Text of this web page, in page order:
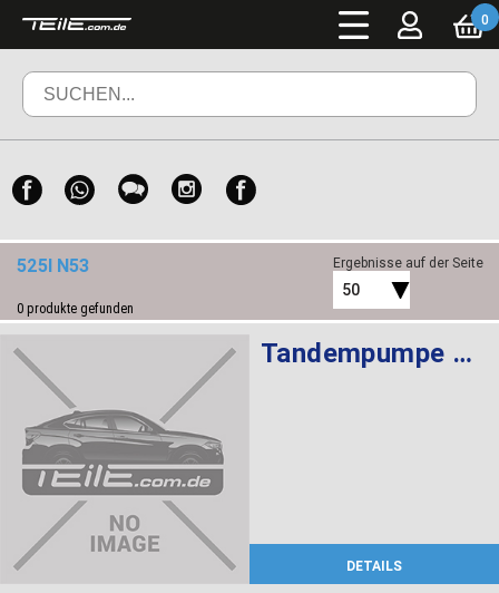
0
525I N53
0 produkte gefunden
Ergebnisse auf der Seite
50
Tandempumpe LFR-440 LUK
DETAILS